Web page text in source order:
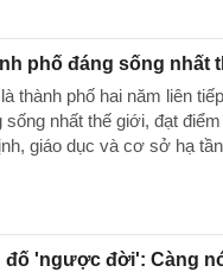
phố đáng sống nhất
thành phố hai năm liên
sống nhất thế giới, đạt
giáo dục và cơ sở hạ
đố 'ngược đời': Càng